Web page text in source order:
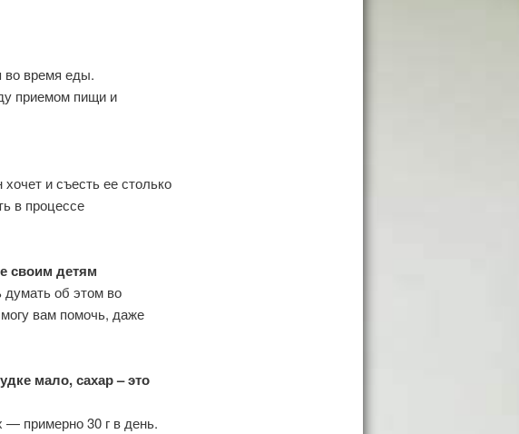
во время еды.
приемом пищи и
и съесть ее столько
в процессе
своим детям
об этом во
вам помочь, даже
мало, сахар – это
— примерно 30 г в день.